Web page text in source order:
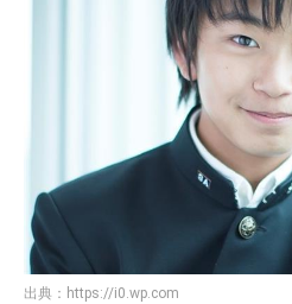
出典： https://i0.wp.com